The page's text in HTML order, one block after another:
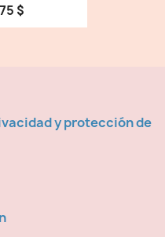
$
y protección de